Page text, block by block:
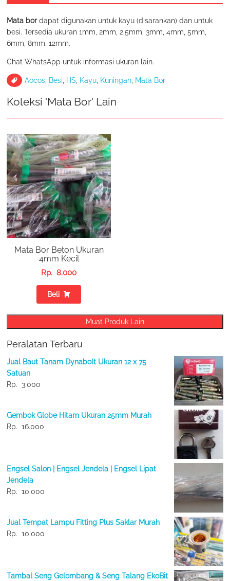
Mata bordapat digunakan untuk kayu (disarankan) dan untuk
besi. Tersedia ukuran 1mm, 2mm, 2.5mm, 3mm, 4mm, 5mm,
6mm, 8mm, 12mm.
Chat WhatsApp untuk informasi ukuran lain.
Aocos Besi HS Kayu Kuningan Mata Bor
Koleksi 'Mata Bor' Lain
Mata Bor Beton Ukuran
4mm Kecil
Rp. 8.000
Beli
Muat Produk Lain
Peralatan Terbaru
Jual Baut Tanam Dynabolt Ukuran 12 x 75
Satuan
Rp.
3.000
Gembok Globe Hitam Ukuran 25mm Murah
Rp. 16.000
Engsel Salon | Engsel Jendela | Engsel Lipat
Jendela
Rp. 10.000
Jual Tempat Lampu Fitting Plus Saklar Murah
Rp. 10.000
Tambal Seng Gelombang & Seng Talang EkoBit